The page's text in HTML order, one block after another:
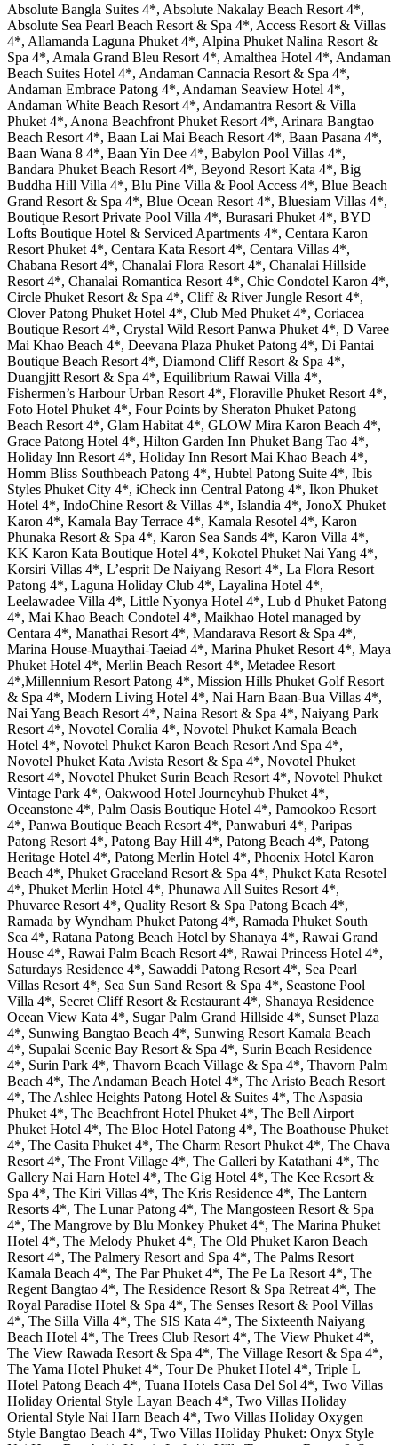
Absolute Bangla Suites 4*, Absolute Nakalay Beach Resort 4*,
Absolute Sea Pearl Beach Resort & Spa 4*, Access Resort & Villas
4*, Allamanda Laguna Phuket 4*, Alpina Phuket Nalina Resort &
Spa 4*, Amala Grand Bleu Resort 4*, Amalthea Hotel 4*, Andaman
Beach Suites Hotel 4*, Andaman Cannacia Resort & Spa 4*,
Andaman Embrace Patong 4*, Andaman Seaview Hotel 4*,
Andaman White Beach Resort 4*, Andamantra Resort & Villa
Phuket 4*, Anona Beachfront Phuket Resort 4*, Arinara Bangtao
Beach Resort 4*, Baan Lai Mai Beach Resort 4*, Baan Pasana 4*,
Baan Wana 8 4*, Baan Yin Dee 4*, Babylon Pool Villas 4*,
Bandara Phuket Beach Resort 4*, Beyond Resort Kata 4*, Big
Buddha Hill Villa 4*, Blu Pine Villa & Pool Access 4*, Blue Beach
Grand Resort & Spa 4*, Blue Ocean Resort 4*, Bluesiam Villas 4*,
Boutique Resort Private Pool Villa 4*, Burasari Phuket 4*, BYD
Lofts Boutique Hotel & Serviced Apartments 4*, Centara Karon
Resort Phuket 4*, Centara Kata Resort 4*, Centara Villas 4*,
Chabana Resort 4*, Chanalai Flora Resort 4*, Chanalai Hillside
Resort 4*, Chanalai Romantica Resort 4*, Chic Condotel Karon 4*,
Circle Phuket Resort & Spa 4*, Cliff & River Jungle Resort 4*,
Clover Patong Phuket Hotel 4*, Club Med Phuket 4*, Coriacea
Boutique Resort 4*, Crystal Wild Resort Panwa Phuket 4*, D Varee
Mai Khao Beach 4*, Deevana Plaza Phuket Patong 4*, Di Pantai
Boutique Beach Resort 4*, Diamond Cliff Resort & Spa 4*,
Duangjitt Resort & Spa 4*, Equilibrium Rawai Villa 4*,
Fishermen’s Harbour Urban Resort 4*, Floraville Phuket Resort 4*,
Foto Hotel Phuket 4*, Four Points by Sheraton Phuket Patong
Beach Resort 4*, Glam Habitat 4*, GLOW Mira Karon Beach 4*,
Grace Patong Hotel 4*, Hilton Garden Inn Phuket Bang Tao 4*,
Holiday Inn Resort 4*, Holiday Inn Resort Mai Khao Beach 4*,
Homm Bliss Southbeach Patong 4*, Hubtel Patong Suite 4*, Ibis
Styles Phuket City 4*, iCheck inn Central Patong 4*, Ikon Phuket
Hotel 4*, IndoChine Resort & Villas 4*, Islandia 4*, JonoX Phuket
Karon 4*, Kamala Bay Terrace 4*, Kamala Resotel 4*, Karon
Phunaka Resort & Spa 4*, Karon Sea Sands 4*, Karon Villa 4*,
KK Karon Kata Boutique Hotel 4*, Kokotel Phuket Nai Yang 4*,
Korsiri Villas 4*, L’esprit De Naiyang Resort 4*, La Flora Resort
Patong 4*, Laguna Holiday Club 4*, Layalina Hotel 4*,
Leelawadee Villa 4*, Little Nyonya Hotel 4*, Lub d Phuket Patong
4*, Mai Khao Beach Condotel 4*, Maikhao Hotel managed by
Centara 4*, Manathai Resort 4*, Mandarava Resort & Spa 4*,
Marina House-Muaythai-Taeiad 4*, Marina Phuket Resort 4*, Maya
Phuket Hotel 4*, Merlin Beach Resort 4*, Metadee Resort
4*,Millennium Resort Patong 4*, Mission Hills Phuket Golf Resort
& Spa 4*, Modern Living Hotel 4*, Nai Harn Baan-Bua Villas 4*,
Nai Yang Beach Resort 4*, Naina Resort & Spa 4*, Naiyang Park
Resort 4*, Novotel Coralia 4*, Novotel Phuket Kamala Beach
Hotel 4*, Novotel Phuket Karon Beach Resort And Spa 4*,
Novotel Phuket Kata Avista Resort & Spa 4*, Novotel Phuket
Resort 4*, Novotel Phuket Surin Beach Resort 4*, Novotel Phuket
Vintage Park 4*, Oakwood Hotel Journeyhub Phuket 4*,
Oceanstone 4*, Palm Oasis Boutique Hotel 4*, Pamookoo Resort
4*, Panwa Boutique Beach Resort 4*, Panwaburi 4*, Paripas
Patong Resort 4*, Patong Bay Hill 4*, Patong Beach 4*, Patong
Heritage Hotel 4*, Patong Merlin Hotel 4*, Phoenix Hotel Karon
Beach 4*, Phuket Graceland Resort & Spa 4*, Phuket Kata Resotel
4*, Phuket Merlin Hotel 4*, Phunawa All Suites Resort 4*,
Phuvaree Resort 4*, Quality Resort & Spa Patong Beach 4*,
Ramada by Wyndham Phuket Patong 4*, Ramada Phuket South
Sea 4*, Ratana Patong Beach Hotel by Shanaya 4*, Rawai Grand
House 4*, Rawai Palm Beach Resort 4*, Rawai Princess Hotel 4*,
Saturdays Residence 4*, Sawaddi Patong Resort 4*, Sea Pearl
Villas Resort 4*, Sea Sun Sand Resort & Spa 4*, Seastone Pool
Villa 4*, Secret Cliff Resort & Restaurant 4*, Shanaya Residence
Ocean View Kata 4*, Sugar Palm Grand Hillside 4*, Sunset Plaza
4*, Sunwing Bangtao Beach 4*, Sunwing Resort Kamala Beach
4*, Supalai Scenic Bay Resort & Spa 4*, Surin Beach Residence
4*, Surin Park 4*, Thavorn Beach Village & Spa 4*, Thavorn Palm
Beach 4*, The Andaman Beach Hotel 4*, The Aristo Beach Resort
4*, The Ashlee Heights Patong Hotel & Suites 4*, The Aspasia
Phuket 4*, The Beachfront Hotel Phuket 4*, The Bell Airport
Phuket Hotel 4*, The Bloc Hotel Patong 4*, The Boathouse Phuket
4*, The Casita Phuket 4*, The Charm Resort Phuket 4*, The Chava
Resort 4*, The Front Village 4*, The Galleri by Katathani 4*, The
Gallery Nai Harn Hotel 4*, The Gig Hotel 4*, The Kee Resort &
Spa 4*, The Kiri Villas 4*, The Kris Residence 4*, The Lantern
Resorts 4*, The Lunar Patong 4*, The Mangosteen Resort & Spa
4*, The Mangrove by Blu Monkey Phuket 4*, The Marina Phuket
Hotel 4*, The Melody Phuket 4*, The Old Phuket Karon Beach
Resort 4*, The Palmery Resort and Spa 4*, The Palms Resort
Kamala Beach 4*, The Par Phuket 4*, The Pe La Resort 4*, The
Regent Bangtao 4*, The Residence Resort & Spa Retreat 4*, The
Royal Paradise Hotel & Spa 4*, The Senses Resort & Pool Villas
4*, The Silla Villa 4*, The SIS Kata 4*, The Sixteenth Naiyang
Beach Hotel 4*, The Trees Club Resort 4*, The View Phuket 4*,
The View Rawada Resort & Spa 4*, The Village Resort & Spa 4*,
The Yama Hotel Phuket 4*, Tour De Phuket Hotel 4*, Triple L
Hotel Patong Beach 4*, Tuana Hotels Casa Del Sol 4*, Two Villas
Holiday Oriental Style Layan Beach 4*, Two Villas Holiday
Oriental Style Nai Harn Beach 4*, Two Villas Holiday Oxygen
Style Bangtao Beach 4*, Two Villas Holiday Phuket: Onyx Style